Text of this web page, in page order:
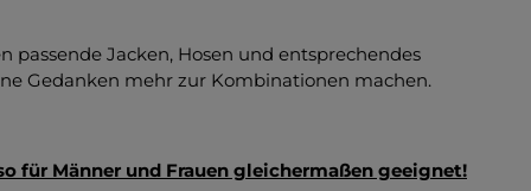
Jacken, Hosen und entsprechendes
Gedanken mehr zur Kombinationen machen.
für Männer und Frauen gleichermaßen geeignet!